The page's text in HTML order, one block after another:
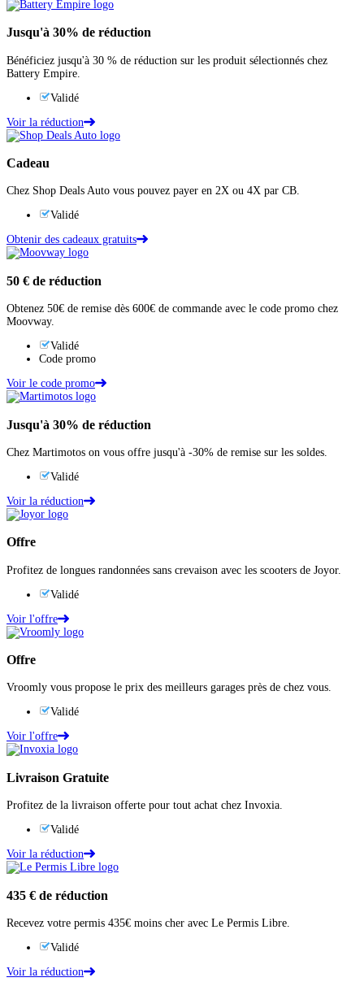
Jusqu'à 30% de réduction
Bénéficiez jusqu'à 30 % de réduction sur les produit sélectionnés chez
Battery Empire.
Validé
Voir la réduction
Cadeau
Chez Shop Deals Auto vous pouvez payer en 2X ou 4X par CB.
Validé
Obtenir des cadeaux gratuits
50 € de réduction
Obtenez 50€ de remise dès 600€ de commande avec le code promo chez
Moovway.
Validé
Code promo
Voir le code promo
Jusqu'à 30% de réduction
Chez Martimotos on vous offre jusqu'à -30% de remise sur les soldes.
Validé
Voir la réduction
Offre
Profitez de longues randonnées sans crevaison avec les scooters de Joyor.
Validé
Voir l'offre
Offre
Vroomly vous propose le prix des meilleurs garages près de chez vous.
Validé
Voir l'offre
Livraison Gratuite
Profitez de la livraison offerte pour tout achat chez Invoxia.
Validé
Voir la réduction
435 € de réduction
Recevez votre permis 435€ moins cher avec Le Permis Libre.
Validé
Voir la réduction